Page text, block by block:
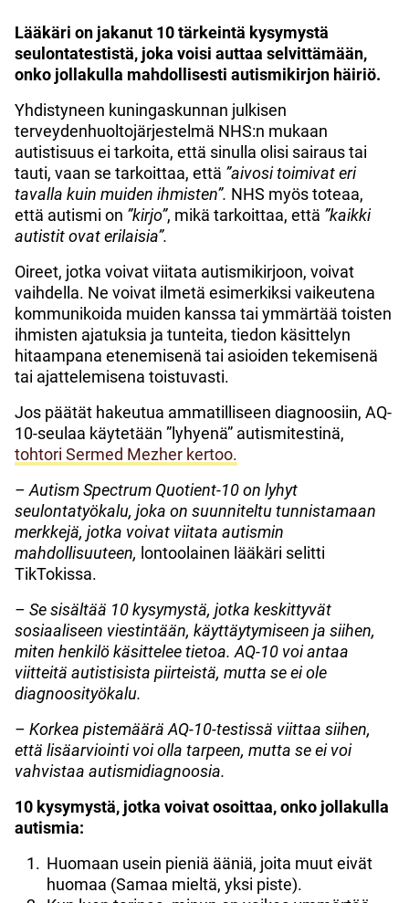
Lääkäri on jakanut 10 tärkeintä kysymystä
seulontatestistä, joka voisi auttaa selvittämään,
onko jollakulla mahdollisesti autismikirjon häiriö.
Yhdistyneen kuningaskunnan julkisen
terveydenhuoltojärjestelmä NHS:n mukaan
autistisuus ei tarkoita, että sinulla olisi sairaus tai
tauti, vaan se tarkoittaa, että ”aivosi toimivat eri
tavalla kuin muiden ihmisten”. NHS myös toteaa,
että autismi on ”kirjo”, mikä tarkoittaa, että ”kaikki
autistit ovat erilaisia”.
Oireet, jotka voivat viitata autismikirjoon, voivat
vaihdella. Ne voivat ilmetä esimerkiksi vaikeutena
kommunikoida muiden kanssa tai ymmärtää toisten
ihmisten ajatuksia ja tunteita, tiedon käsittelyn
hitaampana etenemisenä tai asioiden tekemisenä
tai ajattelemisena toistuvasti.
Jos päätät hakeutua ammatilliseen diagnoosiin, AQ-
10-seulaa käytetään ”lyhyenä” autismitestinä,
tohtori Sermed Mezher kertoo.
– Autism Spectrum Quotient-10 on lyhyt
seulontatyökalu, joka on suunniteltu tunnistamaan
merkkejä, jotka voivat viitata autismin
mahdollisuuteen, lontoolainen lääkäri selitti
TikTokissa.
– Se sisältää 10 kysymystä, jotka keskittyvät
sosiaaliseen viestintään, käyttäytymiseen ja siihen,
miten henkilö käsittelee tietoa. AQ-10 voi antaa
viitteitä autistisista piirteistä, mutta se ei ole
diagnoosityökalu.
– Korkea pistemäärä AQ-10-testissä viittaa siihen,
että lisäarviointi voi olla tarpeen, mutta se ei voi
vahvistaa autismidiagnoosia.
10 kysymystä, jotka voivat osoittaa, onko jollakulla
autismia:
Huomaan usein pieniä ääniä, joita muut eivät
huomaa (Samaa mieltä, yksi piste).